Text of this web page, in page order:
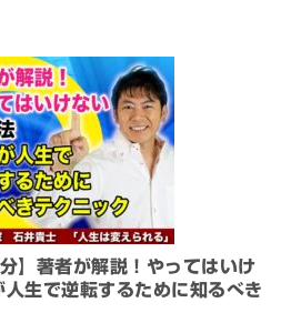
】著者が解説！やってはいけ
生で逆転するために知るべき